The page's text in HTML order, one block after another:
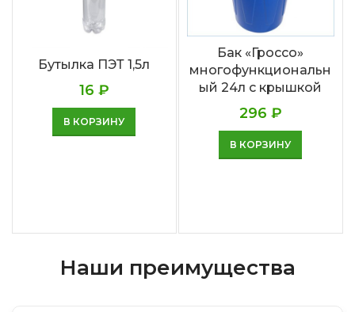
Бутылка ПЭТ 1,5л
16 ₽
В КОРЗИНУ
Бак «Гроссо»
многофункциональн
ый 24л с крышкой
296 ₽
В КОРЗИНУ
Наши преимущества